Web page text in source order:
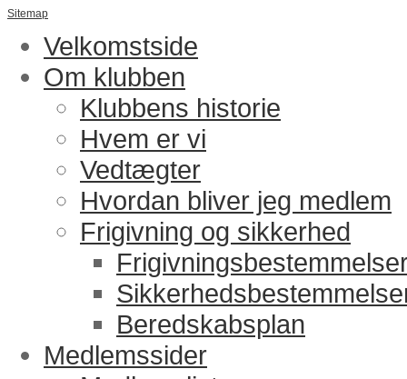
Sitemap
Velkomstside
Om klubben
Klubbens historie
Hvem er vi
Vedtægter
Hvordan bliver jeg medlem
Frigivning og sikkerhed
Beredskabsplan
Medlemssider